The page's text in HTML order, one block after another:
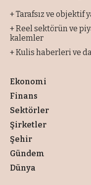
+ Tarafsız ve objektif
+ Reel sektörün ve
kalemler
+ Kulis haberleri ve
Ekonomi
Finans
Sektörler
Şirketler
Şehir
Gündem
Dünya